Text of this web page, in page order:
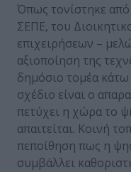
Όπως τονίστηκε
ΣΕΠΕ, του
επιχειρήσεων –
αξιοποίηση της
δημόσιο τομέα
σχέδιο είναι ο
πετύχει η χώρα το
απαιτείται. Κοινή
πεποίθηση πως η
συμβάλλει